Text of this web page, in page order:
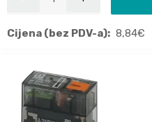
Cijena (bez PDV-a): 8,84€